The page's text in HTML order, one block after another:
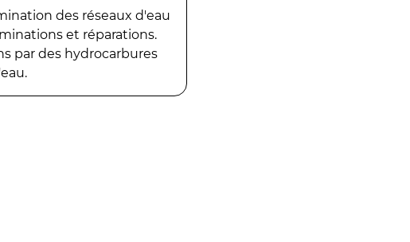
des réseaux d'eau
et réparations.
par des hydrocarbures